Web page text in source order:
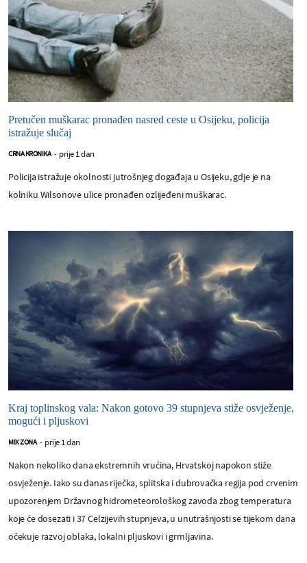
Pretučen muškarac pronađen nasred ceste u Osijeku, policija
istražuje slučaj
CRNA KRONIKA - prije 1 dan
Policija istražuje okolnosti jutrošnjeg događaja u Osijeku, gdje je na
kolniku Wilsonove ulice pronađen ozlijeđeni muškarac.
Kraj toplinskog vala: Nakon gotovo 39 stupnjeva stiže osvježenje,
mogući i pljuskovi
MIX ZONA - prije 1 dan
Nakon nekoliko dana ekstremnih vrućina, Hrvatskoj napokon stiže
osvježenje. Iako su danas riječka, splitska i dubrovačka regija pod crvenim
upozorenjem Državnog hidrometeorološkog zavoda zbog temperatura
koje će dosezati i 37 Celzijevih stupnjeva, u unutrašnjosti se tijekom dana
očekuje razvoj oblaka, lokalni pljuskovi i grmljavina.